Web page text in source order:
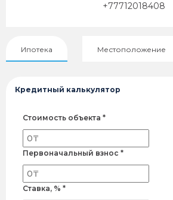
+77712018408
Ипотека Местоположение
Кредитный калькулятор
Стоимость объекта *
Первоначальный взнос *
Ставка, % *